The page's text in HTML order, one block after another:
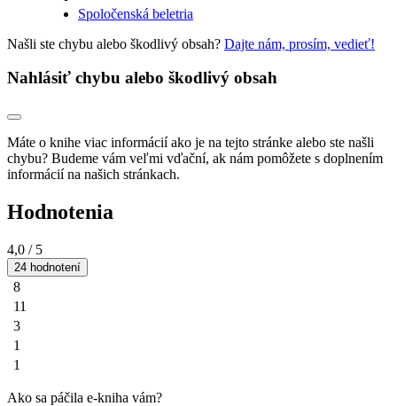
Spoločenská beletria
Našli ste chybu alebo škodlivý obsah? Dajte nám, prosím, vedieť!
Nahlásiť chybu alebo škodlivý obsah
Máte o knihe viac informácií ako je na tejto stránke alebo ste našli
chybu? Budeme vám veľmi vďační, ak nám pomôžete s doplnením
informácií na našich stránkach.
Hodnotenia
4,0 / 5
24 hodnotení
8
11
3
1
1
Ako sa páčila e-kniha vám?